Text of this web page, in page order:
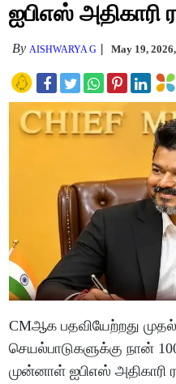
ஐபிஎஸ் அதிகாரி
By AISHWARYA G May 19,
CMஆக பதவியேற்றது
செயல்பாடுகளுக்கு நான்
முன்னாள் ஐபிஎஸ் அதிகாரி